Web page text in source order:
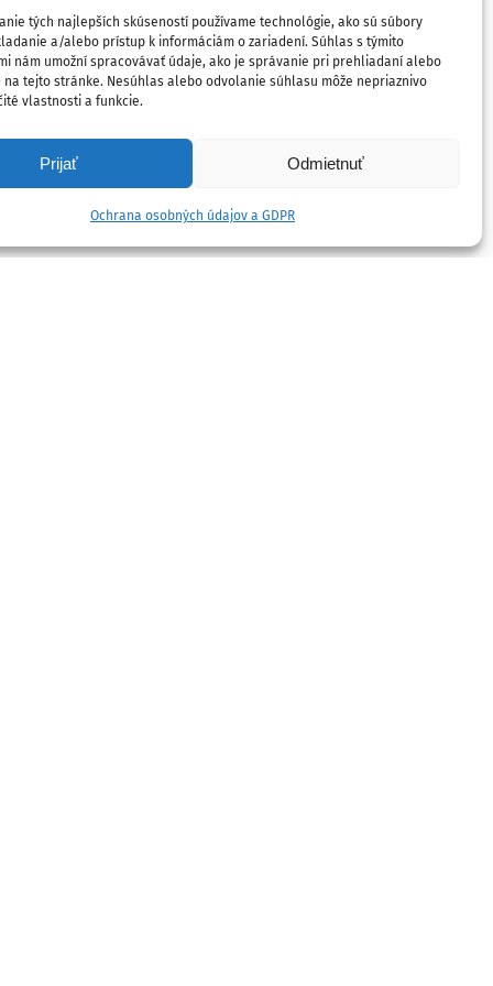
tých najlepších skúseností používame technológie, ako sú súbory
a/alebo prístup k informáciám o zariadení. Súhlas s týmito
nám umožní spracovávať údaje, ako je správanie pri prehliadaní alebo
na tejto stránke. Nesúhlas alebo odvolanie súhlasu môže nepriaznivo
vlastnosti a funkcie.
Prijať Odmietnuť
Ochrana osobných údajov a GDPR